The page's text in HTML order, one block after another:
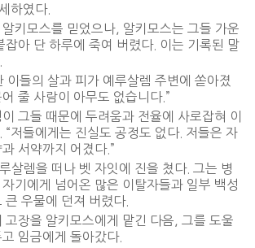
하였다.
키모스를 믿었으나, 알키모스는 그들 가운
잡아 단 하루에 죽여 버렸다. 이는 기록된 말
이들의 살과 피가 예루살렘 주변에 쏟아졌
줄 사람이 아무도 없습니다.”
그들 때문에 두려움과 전율에 사로잡혀 이
“저들에게는 진실도 공정도 없다. 저들은 자
서약까지 어겼다.”
살렘을 떠나 벳 자잇에 진을 쳤다. 그는 병
기에게 넘어온 많은 이탈자들과 일부 백성
큰 우물에 던져 버렸다.
고장을 알키모스에게 맡긴 다음, 그를 도울
임금에게 돌아갔다.